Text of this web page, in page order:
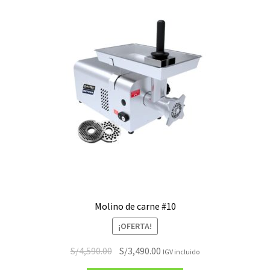
Molino de carne #10
¡OFERTA!
S/4,590.00 El
precio
S/3,490.00 El
precio
IGV incluido